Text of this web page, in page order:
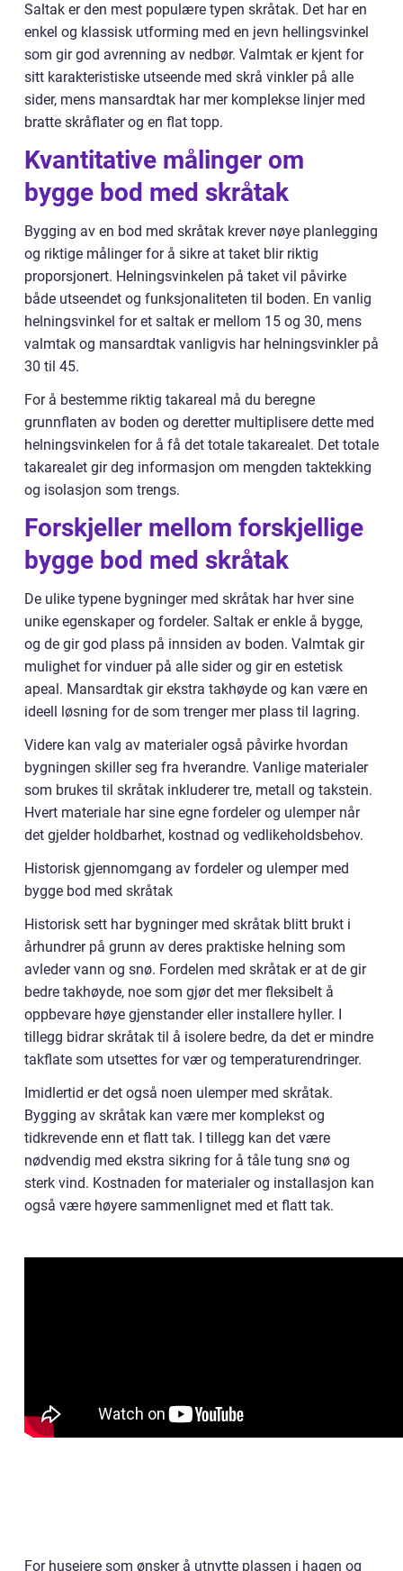
Saltak er den mest populære typen skråtak. Det har en
enkel og klassisk utforming med en jevn hellingsvinkel
som gir god avrenning av nedbør. Valmtak er kjent for
sitt karakteristiske utseende med skrå vinkler på alle
sider, mens mansardtak har mer komplekse linjer med
bratte skråflater og en flat topp.
Kvantitative målinger om
bygge bod med skråtak
Bygging av en bod med skråtak krever nøye planlegging
og riktige målinger for å sikre at taket blir riktig
proporsjonert. Helningsvinkelen på taket vil påvirke
både utseendet og funksjonaliteten til boden. En vanlig
helningsvinkel for et saltak er mellom 15 og 30, mens
valmtak og mansardtak vanligvis har helningsvinkler på
30 til 45.
For å bestemme riktig takareal må du beregne
grunnflaten av boden og deretter multiplisere dette med
helningsvinkelen for å få det totale takarealet. Det totale
takarealet gir deg informasjon om mengden taktekking
og isolasjon som trengs.
Forskjeller mellom forskjellige
bygge bod med skråtak
De ulike typene bygninger med skråtak har hver sine
unike egenskaper og fordeler. Saltak er enkle å bygge,
og de gir god plass på innsiden av boden. Valmtak gir
mulighet for vinduer på alle sider og gir en estetisk
apeal. Mansardtak gir ekstra takhøyde og kan være en
ideell løsning for de som trenger mer plass til lagring.
Videre kan valg av materialer også påvirke hvordan
bygningen skiller seg fra hverandre. Vanlige materialer
som brukes til skråtak inkluderer tre, metall og takstein.
Hvert materiale har sine egne fordeler og ulemper når
det gjelder holdbarhet, kostnad og vedlikeholdsbehov.
Historisk gjennomgang av fordeler og ulemper med
bygge bod med skråtak
Historisk sett har bygninger med skråtak blitt brukt i
århundrer på grunn av deres praktiske helning som
avleder vann og snø. Fordelen med skråtak er at de gir
bedre takhøyde, noe som gjør det mer fleksibelt å
oppbevare høye gjenstander eller installere hyller. I
tillegg bidrar skråtak til å isolere bedre, da det er mindre
takflate som utsettes for vær og temperaturendringer.
Imidlertid er det også noen ulemper med skråtak.
Bygging av skråtak kan være mer komplekst og
tidkrevende enn et flatt tak. I tillegg kan det være
nødvendig med ekstra sikring for å tåle tung snø og
sterk vind. Kostnaden for materialer og installasjon kan
også være høyere sammenlignet med et flatt tak.
For huseiere som ønsker å utnytte plassen i hagen og